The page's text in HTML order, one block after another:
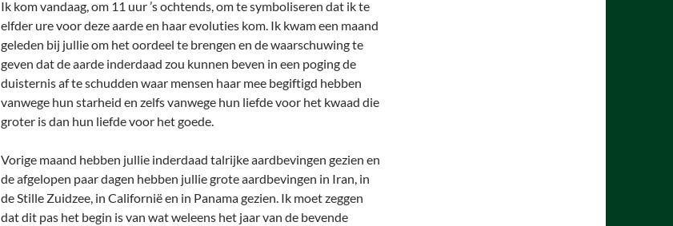
Ik kom vandaag, om 11 uur ’s ochtends, om te symboliseren dat ik te
elfder ure voor deze aarde en haar evoluties kom. Ik kwam een maand
geleden bij jullie om het oordeel te brengen en de waarschuwing te
geven dat de aarde inderdaad zou kunnen beven in een poging de
duisternis af te schudden waar mensen haar mee begiftigd hebben
vanwege hun starheid en zelfs vanwege hun liefde voor het kwaad die
groter is dan hun liefde voor het goede.
Vorige maand hebben jullie inderdaad talrijke aardbevingen gezien en
de afgelopen paar dagen hebben jullie grote aardbevingen in Iran, in
de Stille Zuidzee, in Californië en in Panama gezien. Ik moet zeggen
dat dit pas het begin is van wat weleens het jaar van de bevende